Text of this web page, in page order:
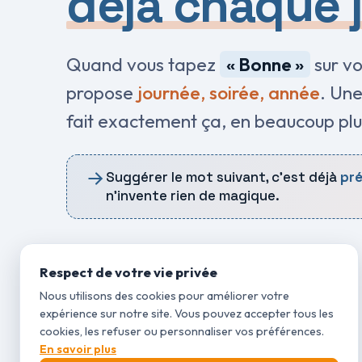
Quand vous tapez « Bonne » sur
propose journée, soirée, année.
fait exactement ça, en beaucoup
Suggérer le mot suivant, c'est déjà
n'invente rien de magique.
« Un bon café
La capitale de la France est
Respect de votre vie privée
Nous utilisons des cookies pour améliorer votre
expérience sur notre site. Vous pouvez accepter tous les
cookies, les refuser ou personnaliser vos préférences.
En savoir plus